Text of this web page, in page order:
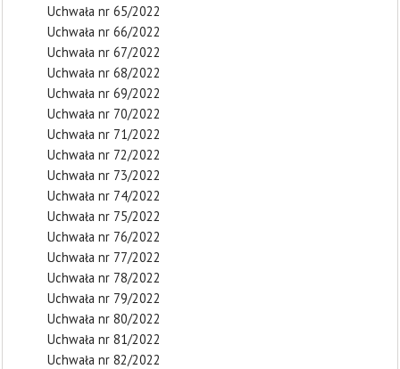
Uchwała nr 65/2022
Uchwała nr 66/2022
Uchwała nr 67/2022
Uchwała nr 68/2022
Uchwała nr 69/2022
Uchwała nr 70/2022
Uchwała nr 71/2022
Uchwała nr 72/2022
Uchwała nr 73/2022
Uchwała nr 74/2022
Uchwała nr 75/2022
Uchwała nr 76/2022
Uchwała nr 77/2022
Uchwała nr 78/2022
Uchwała nr 79/2022
Uchwała nr 80/2022
Uchwała nr 81/2022
Uchwała nr 82/2022